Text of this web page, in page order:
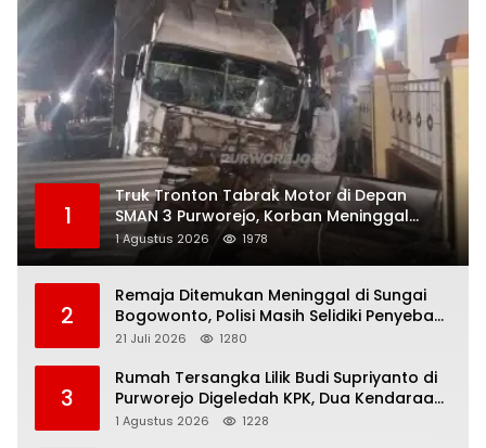
1
Truk Tronton Tabrak Motor di Depan
SMAN 3 Purworejo, Korban Meninggal
Dunia, Polisi Masih Selidiki Penyebab
1 Agustus 2026 1978
2
Remaja Ditemukan Meninggal di Sungai
Bogowonto, Polisi Masih Selidiki Penyebab
Kematian
21 Juli 2026 1280
3
Rumah Tersangka Lilik Budi Supriyanto di
Purworejo Digeledah KPK, Dua Kendaraan
Diamankan
1 Agustus 2026 1228